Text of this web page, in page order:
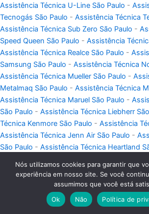
Assistência Técnica U-Line São Paulo -
Tecnogás São Paulo - Assistência Técnica
Assistência Técnica Sub Zero São Paulo -
Speed Queen São Paulo - Assistência
Assistência Técnica Realce São Paulo -
Samsung São Paulo - Assistência Técnica
Assistência Técnica Mueller São Paulo -
Metalmaq São Paulo - Assistência Técnica
Assistência Técnica Maruel São Paulo -
São Paulo - Assistência Técnica Liebherr
Técnica Kenmore São Paulo - Assistência
Assistência Técnica Jenn Air São Paulo -
São Paulo - Assistência Técnica Heartland
Gaggenau São Paulo
- Assistência Técnica
Assistência Técnica Futura São Paulo-
Frigidaire São Paulo -Assistência Técnica
Assistência Técnica Fischer São Paulo-
Nós utilizamos cookies para garantir que
experiência em nosso site. Se você
assumimos que você está
Ok
Não Política de